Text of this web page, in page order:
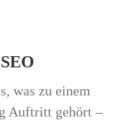
was zu einem
Auftritt gehört –